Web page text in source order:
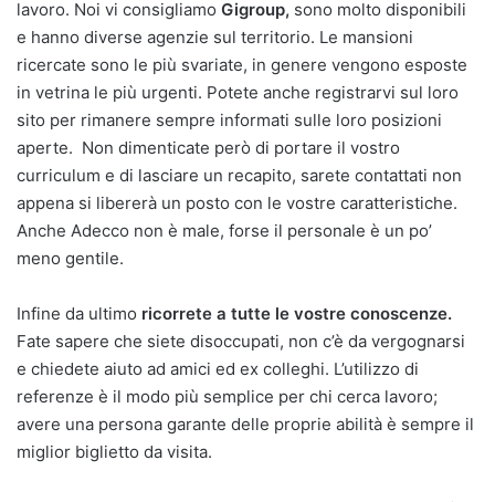
lavoro. Noi vi consigliamo Gigroup, sono molto disponibili
e hanno diverse agenzie sul territorio. Le mansioni
ricercate sono le più svariate, in genere vengono esposte
in vetrina le più urgenti. Potete anche registrarvi sul loro
sito per rimanere sempre informati sulle loro posizioni
aperte. Non dimenticate però di portare il vostro
curriculum e di lasciare un recapito, sarete contattati non
appena si libererà un posto con le vostre caratteristiche.
Anche Adecco non è male, forse il personale è un po’
meno gentile.
Infine da ultimo ricorrete a tutte le vostre conoscenze.
Fate sapere che siete disoccupati, non c’è da vergognarsi
e chiedete aiuto ad amici ed ex colleghi. L’utilizzo di
referenze è il modo più semplice per chi cerca lavoro;
avere una persona garante delle proprie abilità è sempre il
miglior biglietto da visita.